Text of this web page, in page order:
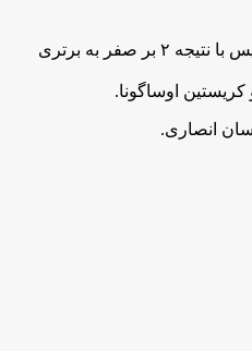
تیم‌های پرسپولیس و تراکتور تبریز در چارچوب هفته هفدهم مسابقات لیگ برتر فوتبال، از ساعت ۱۵:۱۵ امروز (یکشنبه) در ورزشگاه آزادی به مصاف یکدیگر رفتند که پرسپولیس با نتیجه ۲ بر صفر به برتری
اوساگونا.
انصاری.